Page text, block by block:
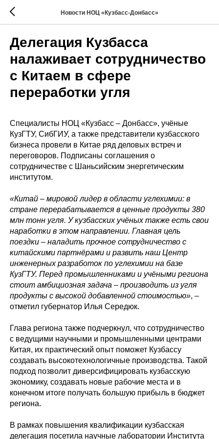
Новости НОЦ «Кузбасс-Донбасс»
Делегация Кузбасса
налаживает сотрудничество
с Китаем в сфере
переработки угля
Специалисты НОЦ «Кузбасс – Донбасс», учёные
КузГТУ, СибГИУ, а также представители кузбасского
бизнеса провели в Китае ряд деловых встреч и
переговоров. Подписаны соглашения о
сотрудничестве с Шаньсийским энергетическим
институтом.
«Китай – мировой лидер в области углехимии: в
стране перерабатывается в ценные продукты 380
млн тонн угля. У кузбасских учёных также есть свои
наработки в этом направлении. Главная цель
поездки – наладить прочное сотрудничество с
китайскими партнёрами и развить наш Центр
инженерных разработок по углехимии на базе
КузГТУ. Перед промышленниками и учёными региона
стоит амбициозная задача – производить из угля
продукты с высокой добавленной стоимостью», –
отметил губернатор Илья Середюк.
Глава региона также подчеркнул, что сотрудничество
с ведущими научными и промышленными центрами
Китая, их практический опыт поможет Кузбассу
создавать высокотехнологичные производства. Такой
подход позволит диверсифицировать кузбасскую
экономику, создавать новые рабочие места и в
конечном итоге получать большую прибыль в бюджет
региона.
В рамках повышения квалификации кузбасская
делегация посетила научные лаборатории Института